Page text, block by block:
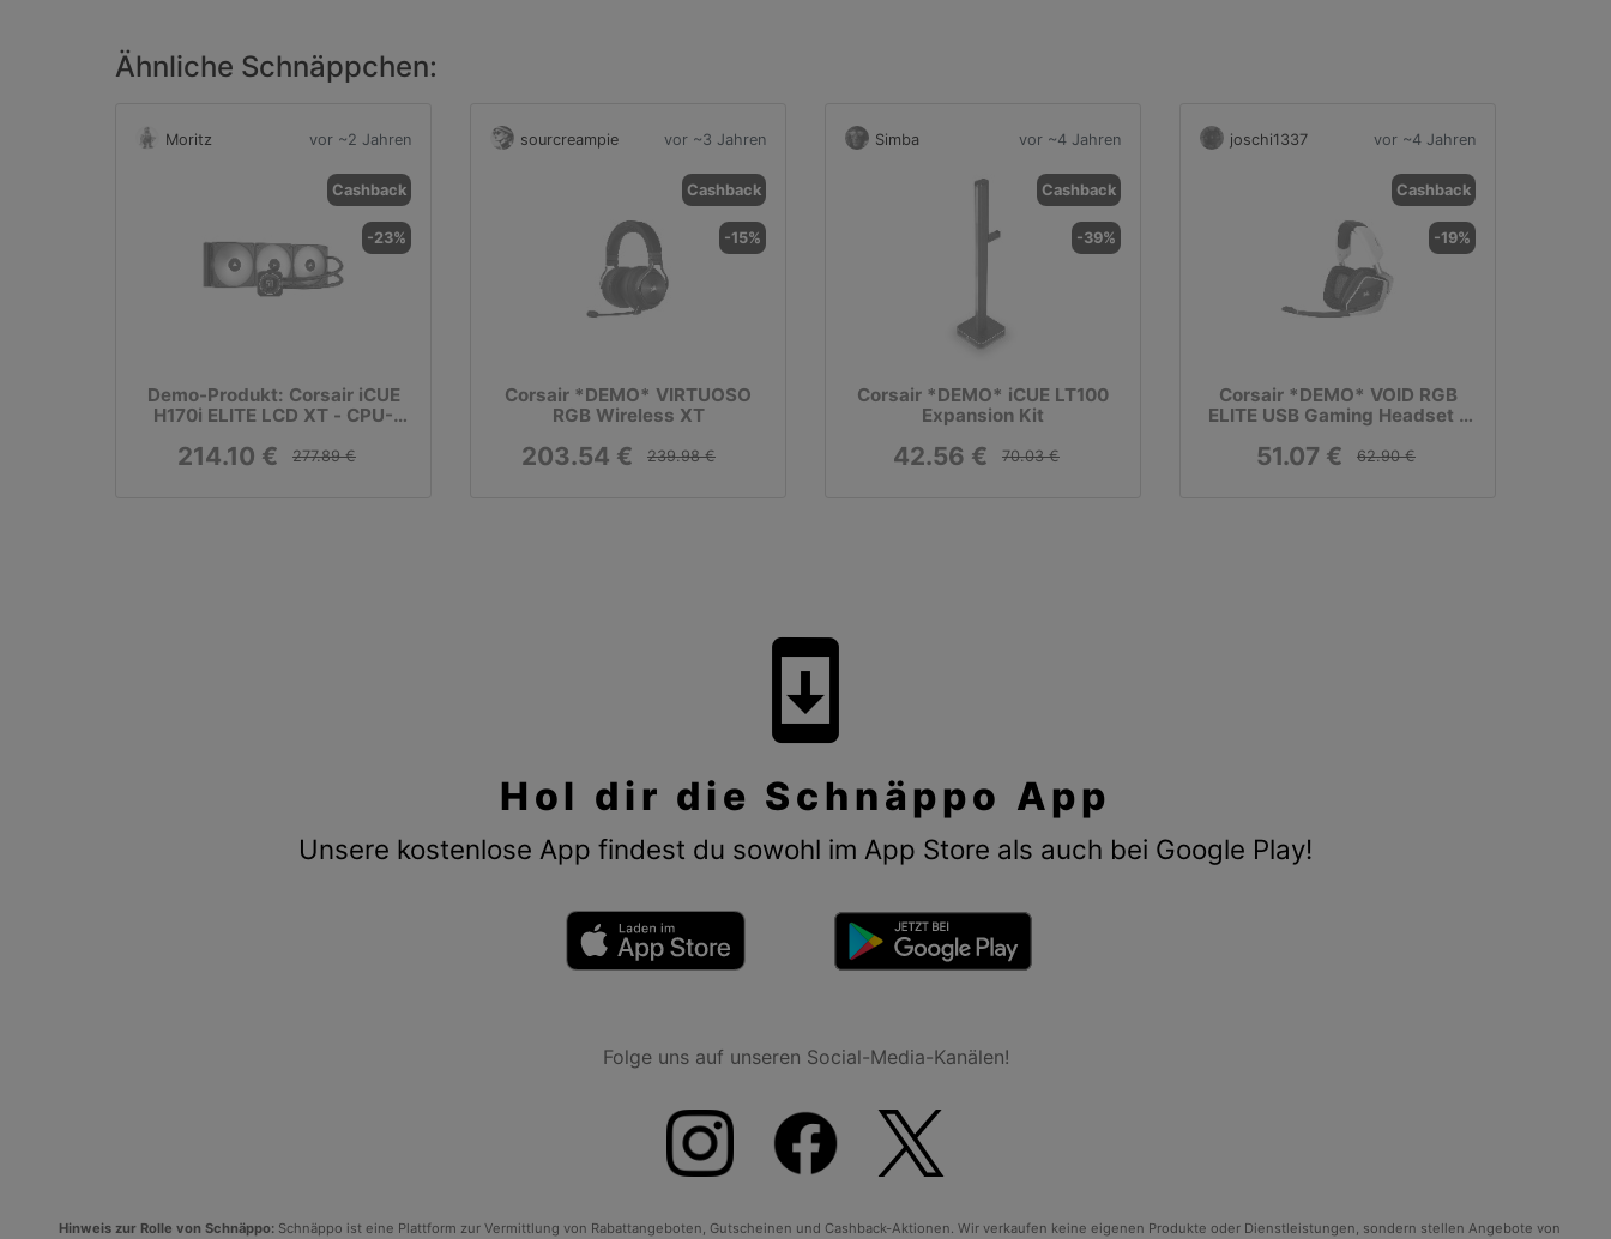
Ähnliche Schnäppchen:
Moritz vor ~2 Jahren
Cashback
-23%
Demo-Produkt: Corsair iCUE
H170i ELITE LCD XT - CPU-
214.10 € 277.89 €
sourcreampie vor ~3 Jahren
Cashback
-15%
Corsair *DEMO* VIRTUOSO
RGB Wireless XT
203.54 € 239.98 €
Simba vor ~4 Jahren
Cashback
-39%
Corsair *DEMO* iCUE LT100
Expansion Kit
42.56 € 70.03 €
joschi1337 vor ~4 Jahren
Cashback
-19%
Corsair *DEMO* VOID RGB
ELITE USB Gaming Headset -
51.07 € 62.90 €
system_update
Hol dir die Schnäppo App
Unsere kostenlose App findest du sowohl im App Store als auch bei Google Play!
Folge uns auf unseren Social-Media-Kanälen!
Hinweis zur Rolle von Schnäppo:Schnäppo ist eine Plattform zur Vermittlung von Rabattangeboten, Gutscheinen und Cashback-Aktionen. Wir verkaufen keine eigenen Produkte oder Dienstleistungen, sondern stellen Angebote von